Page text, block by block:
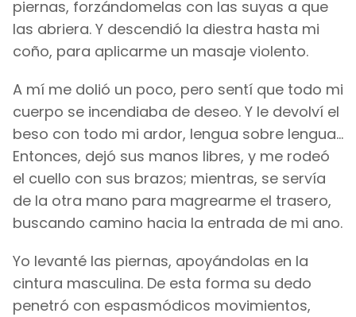
piernas, forzándomelas con las suyas a que
las abriera. Y descendió la diestra hasta mi
coño, para aplicarme un masaje violento.
A mí me dolió un poco, pero sentí que todo mi
cuerpo se incendiaba de deseo. Y le devolví el
beso con todo mi ardor, lengua sobre lengua...
Entonces, dejó sus manos libres, y me rodeó
el cuello con sus brazos; mientras, se servía
de la otra mano para magrearme el trasero,
buscando camino hacia la entrada de mi ano.
Yo levanté las piernas, apoyándolas en la
cintura masculina. De esta forma su dedo
penetró con espasmódicos movimientos,